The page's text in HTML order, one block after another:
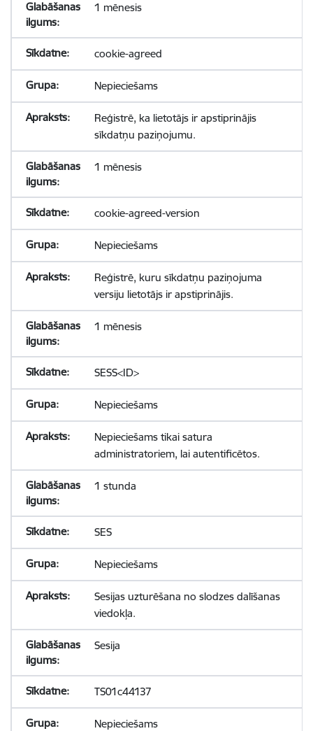
1 mēnesis
cookie-agreed
Nepieciešams
Reģistrē, ka lietotājs ir apstiprinājis
sīkdatņu paziņojumu.
1 mēnesis
cookie-agreed-version
Nepieciešams
Reģistrē, kuru sīkdatņu paziņojuma
versiju lietotājs ir apstiprinājis.
1 mēnesis
SESS<ID>
Nepieciešams
Nepieciešams tikai satura
administratoriem, lai autentificētos.
1 stunda
SES
Nepieciešams
Sesijas uzturēšana no slodzes dalīšanas
viedokļa.
Sesija
TS01c44137
Nepieciešams